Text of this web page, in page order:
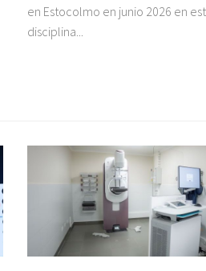
en Estocolmo en junio 2026 en
disciplina...